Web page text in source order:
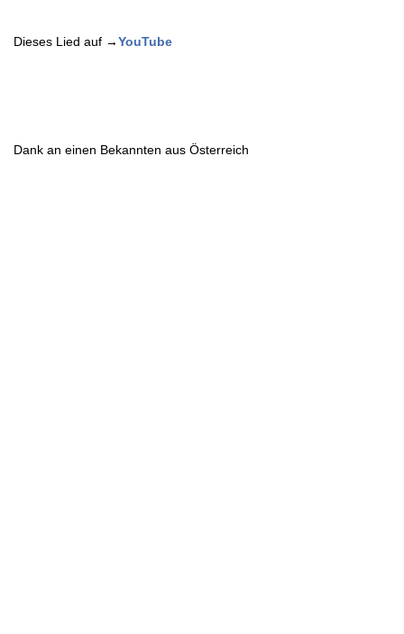
Dieses Lied auf →YouTube
Dank an einen Bekannten aus Österreich